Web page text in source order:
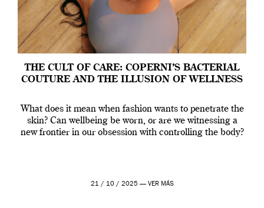
THE CULT OF CARE: COPERNI’S BACTERIAL
COUTURE AND THE ILLUSION OF WELLNESS
What does it mean when fashion wants to penetrate the
skin? Can wellbeing be worn, or are we witnessing a
new frontier in our obsession with controlling the body?
21 / 10 / 2025 — VER MÁS